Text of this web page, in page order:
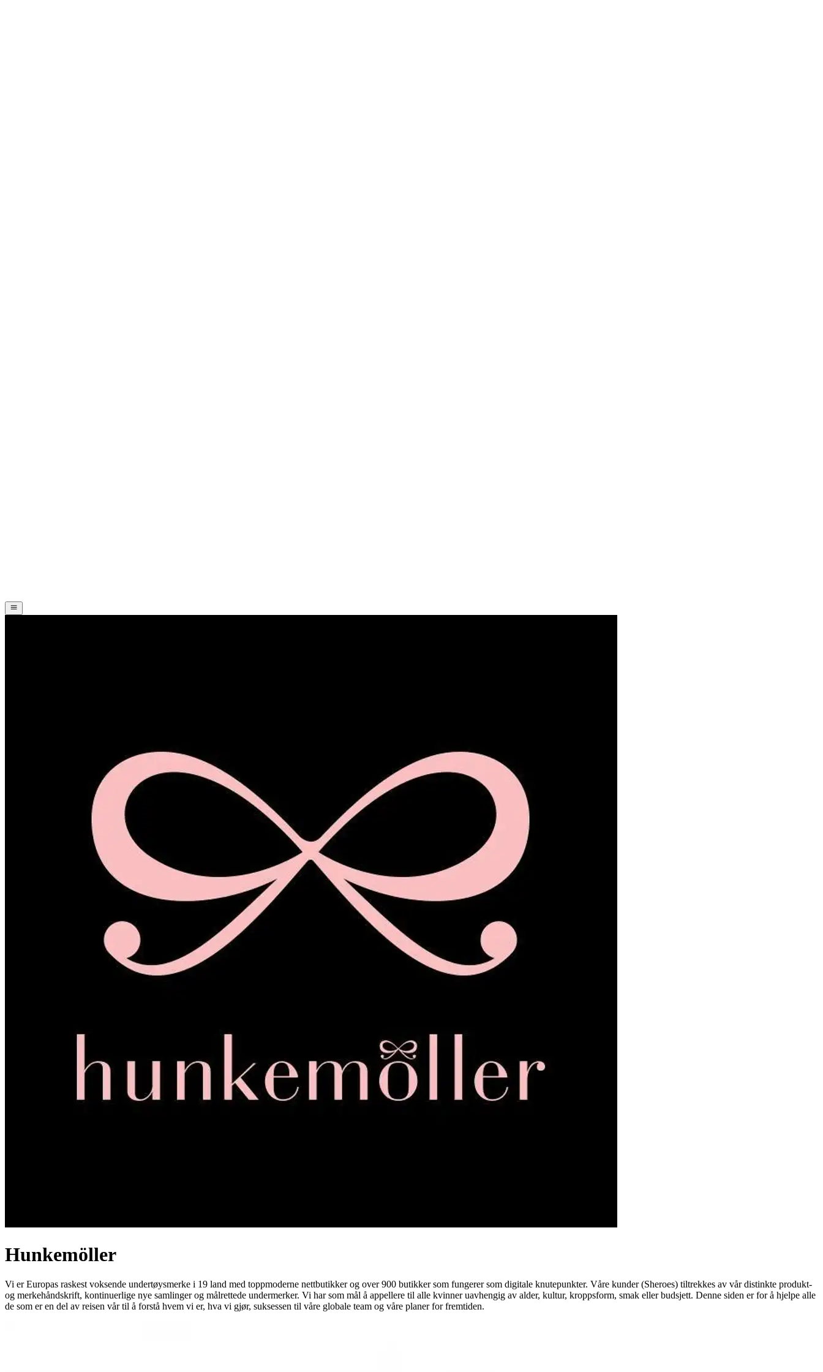
Hunkemöller
Vi er Europas raskest voksende undertøysmerke i 19 land med toppmoderne nettbutikker og over 900 butikker som fungerer som digitale knutepunkter. Våre kunder (Sheroes) tiltrekkes av vår distinkte produkt-
og merkehåndskrift, kontinuerlige nye samlinger og målrettede undermerker. Vi har som mål å appellere til alle kvinner uavhengig av alder, kultur, kroppsform, smak eller budsjett. Denne siden er for å hjelpe alle
de som er en del av reisen vår til å forstå hvem vi er, hva vi gjør, suksessen til våre globale team og våre planer for fremtiden.